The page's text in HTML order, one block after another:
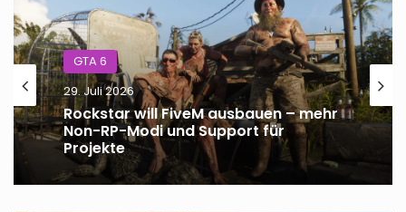
GTA 6
29. Juli 2026
Rockstar will FiveM ausbauen – mehr
Non-RP-Modi und Support für
Projekte